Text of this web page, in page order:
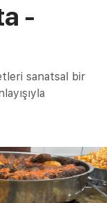
-
sanatsal bir